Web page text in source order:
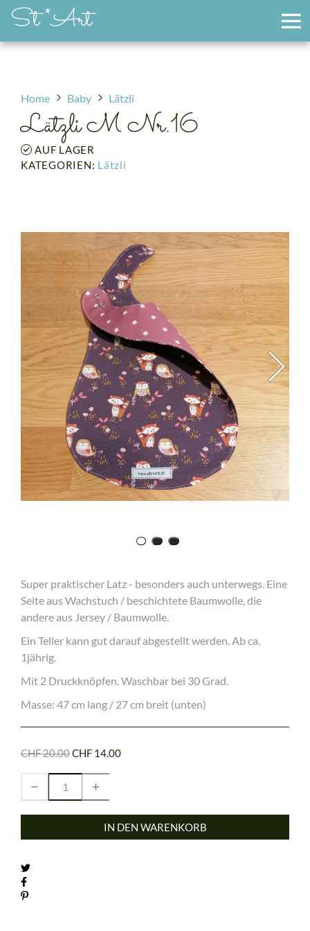
St *Art
Home Baby Lätzli
Lätzli M Nr.16
AUF LAGER
KATEGORIEN: Lätzli
Super praktischer Latz - besonders auch unterwegs. Eine
Seite aus Wachstuch / beschichtete Baumwolle, die
andere aus Jersey / Baumwolle.
Ein Teller kann gut darauf abgestellt werden. Ab ca.
1jährig.
Mit 2 Druckknöpfen. Waschbar bei 30 Grad.
Masse: 47 cm lang / 27 cm breit (unten)
CHF 20.00CHF 14.00
IN DEN WARENKORB